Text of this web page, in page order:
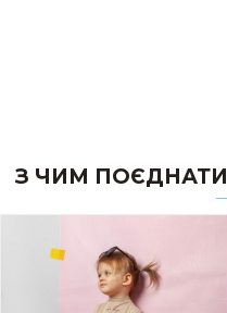
З ЧИМ ПОЄДНАТИ